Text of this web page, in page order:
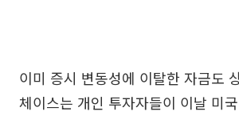
이미 증시 변동성에 이탈한 자금도
체이스는 개인 투자자들이 이날 미